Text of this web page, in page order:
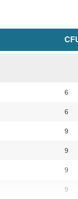
6
6
9
9
9
9